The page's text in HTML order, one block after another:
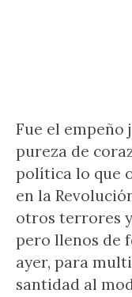
Fue el empeño
pureza de
política lo que
en la
otros terrores
pero llenos de
ayer, para
santidad al